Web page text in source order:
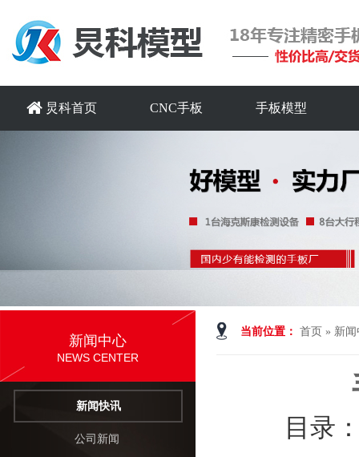
炅科首页 CNC手板 手板模型
当前位置： 首页 » 新
目录
新闻中心
NEWS CENTER
新闻快讯
公司新闻